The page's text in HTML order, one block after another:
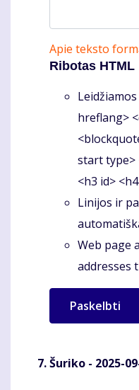
Apie teksto
Ribotas HTML
hreflang>
start type>
<h3 id>
Linijos ir
Web page
addresses
Šuriko - 2025-